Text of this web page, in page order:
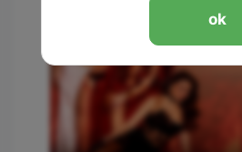
ok